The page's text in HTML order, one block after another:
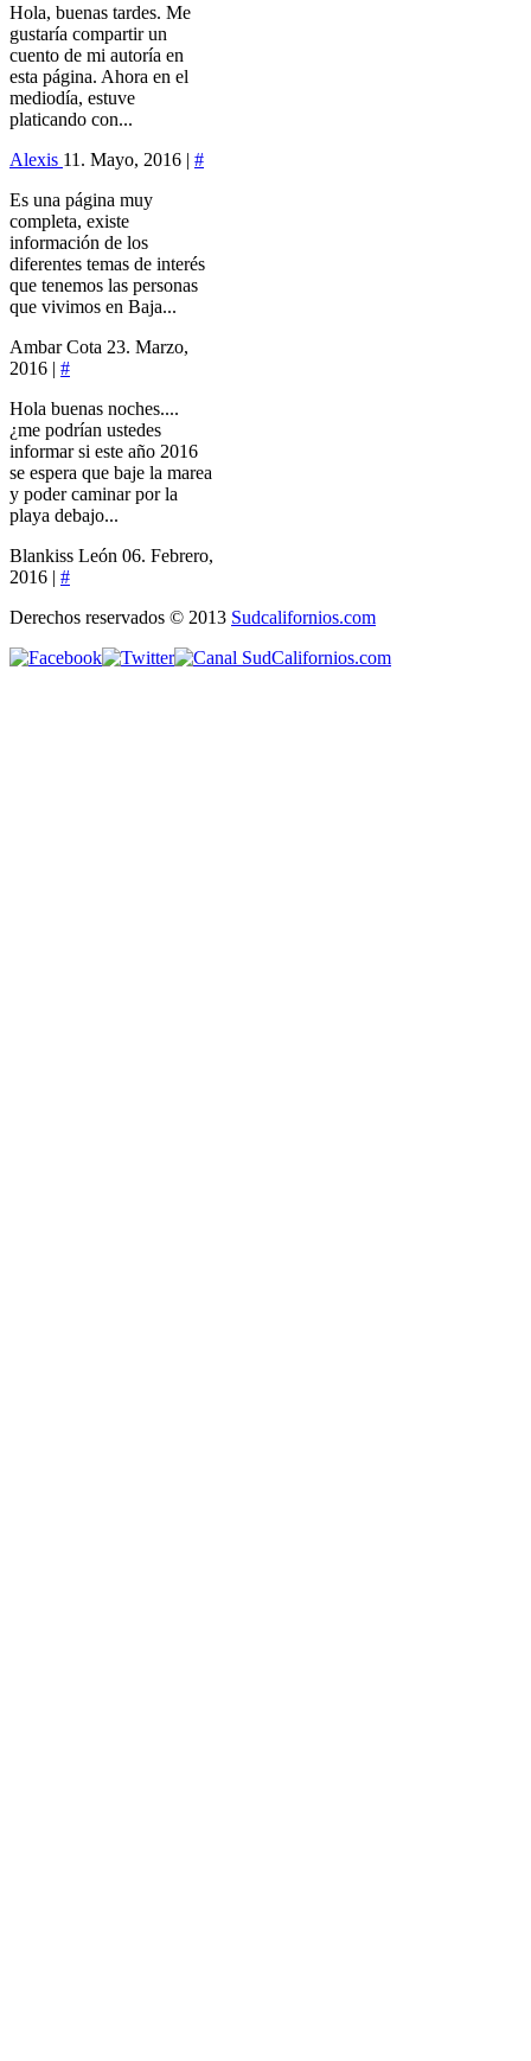
Hola, buenas tardes. Me
gustaría compartir un
cuento de mi autoría en
esta página. Ahora en el
mediodía, estuve
platicando con...
Alexis 11. Mayo, 2016 | #
Es una página muy
completa, existe
información de los
diferentes temas de interés
que tenemos las personas
que vivimos en Baja...
Ambar Cota 23. Marzo,
2016 | #
Hola buenas noches....
¿me podrían ustedes
informar si este año 2016
se espera que baje la marea
y poder caminar por la
playa debajo...
Blankiss León 06. Febrero,
2016 | #
Derechos reservados © 2013 Sudcalifornios.com